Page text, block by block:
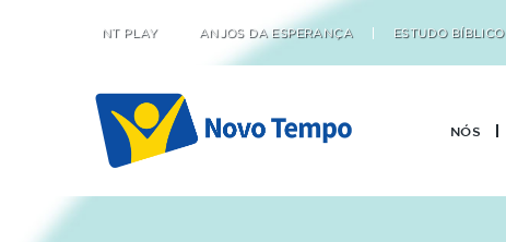
NÓS
NT PLAY ANJOS DA ESPERANÇA ESTUDO BÍBLICO